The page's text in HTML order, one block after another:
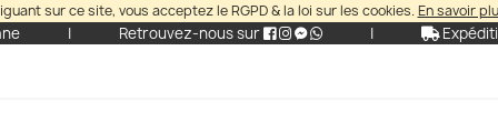
sur ce site, vous acceptez le RGPD & la loi sur les cookies.En savoir
| Retrouvez-nous sur |